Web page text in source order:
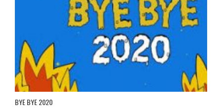
BYE BYE 2020